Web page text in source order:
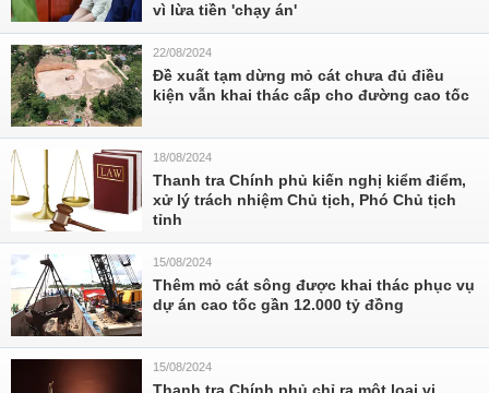
vì lừa tiền 'chạy án'
22/08/2024
Đề xuất tạm dừng mỏ cát chưa đủ điều
kiện vẫn khai thác cấp cho đường cao tốc
18/08/2024
Thanh tra Chính phủ kiến nghị kiểm điểm,
xử lý trách nhiệm Chủ tịch, Phó Chủ tịch
tỉnh
15/08/2024
Thêm mỏ cát sông được khai thác phục vụ
dự án cao tốc gần 12.000 tỷ đồng
15/08/2024